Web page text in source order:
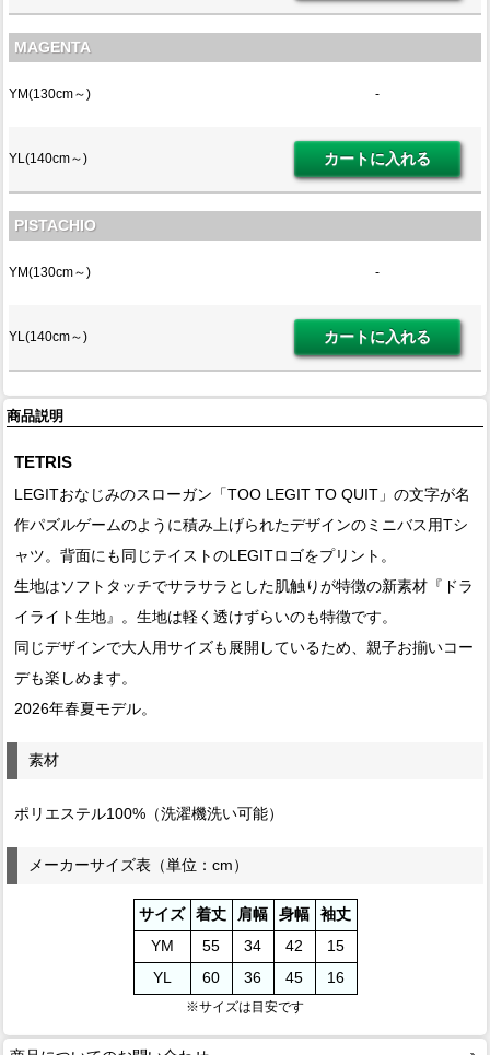
MAGENTA
YM(130cm～) -
YL(140cm～)
PISTACHIO
YM(130cm～) -
YL(140cm～)
商品説明
TETRIS
LEGITおなじみのスローガン「TOO LEGIT TO QUIT」の文字が名
作パズルゲームのように積み上げられたデザインのミニバス用Tシ
ャツ。背面にも同じテイストのLEGITロゴをプリント。
生地はソフトタッチでサラサラとした肌触りが特徴の新素材『ドラ
イライト生地』。生地は軽く透けずらいのも特徴です。
同じデザインで大人用サイズも展開しているため、親子お揃いコー
デも楽しめます。
2026年春夏モデル。
素材
ポリエステル100%（洗濯機洗い可能）
メーカーサイズ表（単位：cm）
サイズ 着丈 肩幅 身幅
袖丈
YM
55 34 42
15
YL
60 36 45 16
※サイズは目安です